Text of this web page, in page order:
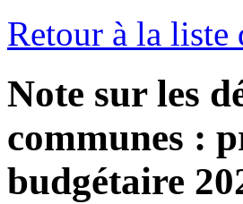
Retour à la liste
Note sur les
communes :
budgétaire